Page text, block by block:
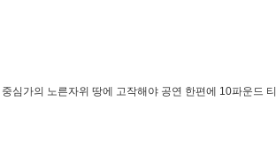
심가의 노른자위 땅에 고작해야 공연 한편에 10파운드